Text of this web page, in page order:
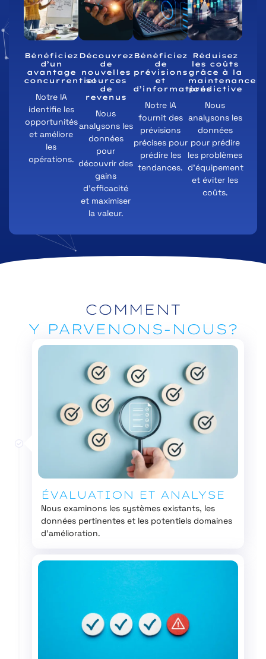
Bénéficiez
d’un
avantage
concurrentiel
Notre IA
identifie les
opportunités
et améliore
les
opérations.
Découvrez
de
nouvelles
sources
de
revenus
Nous
analysons les
données
pour
découvrir des
gains
d’efficacité
et maximiser
la valeur.
Bénéficiez
de
prévisions
et
d’informations
Notre IA
fournit des
prévisions
précises pour
prédire les
tendances.
Réduisez
les coûts
grâce à la
maintenance
prédictive
Nous
analysons les
données
pour prédire
les problèmes
d’équipement
et éviter les
coûts.
COMMENT
Y PARVENONS-NOUS?
ÉVALUATION ET ANALYSE
Nous examinons les systèmes existants, les
données pertinentes et les potentiels domaines
d’amélioration.